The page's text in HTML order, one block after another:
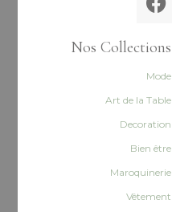
Nos Collections
Mode
Art de la Table
Decoration
Bien être
Maroquinerie
Vêtement